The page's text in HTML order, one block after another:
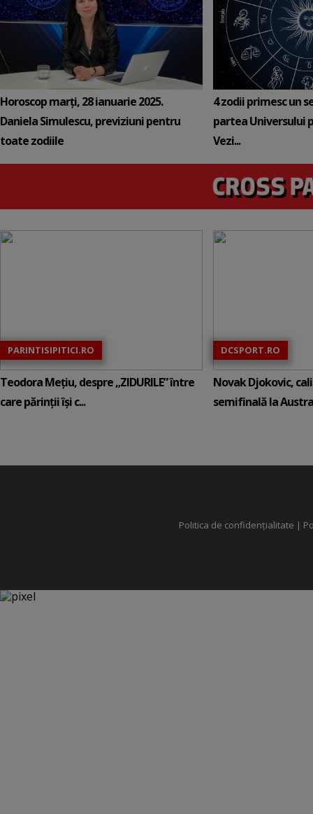
Horoscop marți, 28 ianuarie 2025.
Daniela Simulescu, previziuni pentru
toate zodiile
4 zodii primesc un
partea Universului
Vezi...
PARINTISIPITICI.RO
Teodora Mețiu, despre „ZIDURILE” între
care părinții își c...
DCSPORT.RO
Novak Djokovic,
semifinală la
Politica de confidențialitate |